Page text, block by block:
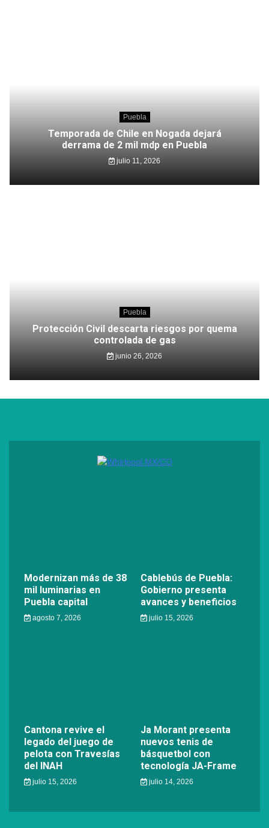
Puebla
Temporada de Chile en Nogada dejará
derrama de 2 mil mdp en Puebla
julio 11, 2026
Puebla
Protección Civil descarta riesgos por quema
controlada de gas
junio 26, 2026
Modernizan más de 38
mil luminarias en
Puebla capital
agosto 7, 2026
Cablebús de Puebla:
Gobierno presenta
avances y beneficios
julio 15, 2026
Cantona revive el
legado del juego de
pelota con Travesías
del INAH
julio 15, 2026
Ja Morant presenta
nuevos tenis de
básquetbol con
tecnología JA-Frame
julio 14, 2026